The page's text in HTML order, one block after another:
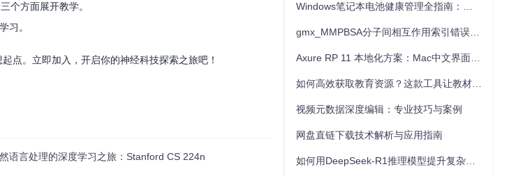
个方面展开教学。
习。
点。立即加入，开启你的神经科技探索之旅吧！
语言处理的深度学习之旅：Stanford CS 224n
视频元数据深度编辑：专业技巧与案例
网盘直链下载技术解析与应用指南